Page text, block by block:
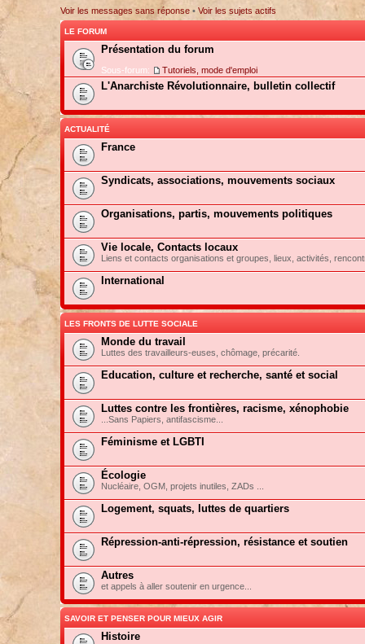
Voir les messages sans réponse• Voir les sujets actifs
LE FORUM
Présentation du forum
Sous-forum: Tutoriels, mode d'emploi
L'Anarchiste Révolutionnaire, bulletin collectif
ACTUALITÉ
France
Syndicats, associations, mouvements sociaux
Organisations, partis, mouvements politiques
Vie locale, Contacts locaux
Liens et contacts organisations et groupes, lieux, activités,
International
LES FRONTS DE LUTTE SOCIALE
Monde du travail
Luttes des travailleurs-euses, chômage, précarité.
Education, culture et recherche, santé et social
Luttes contre les frontières, racisme, xénophobie
...Sans Papiers, antifascisme...
Féminisme et LGBTI
Écologie
Nucléaire, OGM, projets inutiles, ZADs ...
Logement, squats, luttes de quartiers
Répression-anti-répression, résistance et soutien
Autres
et appels à aller soutenir en urgence...
SAVOIR ET PENSER POUR MIEUX AGIR
Histoire